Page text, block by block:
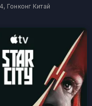
Гонконг Китай